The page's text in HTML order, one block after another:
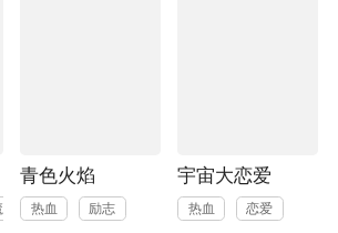
青色火焰
热血 励志
宇宙大恋爱
热血 恋爱